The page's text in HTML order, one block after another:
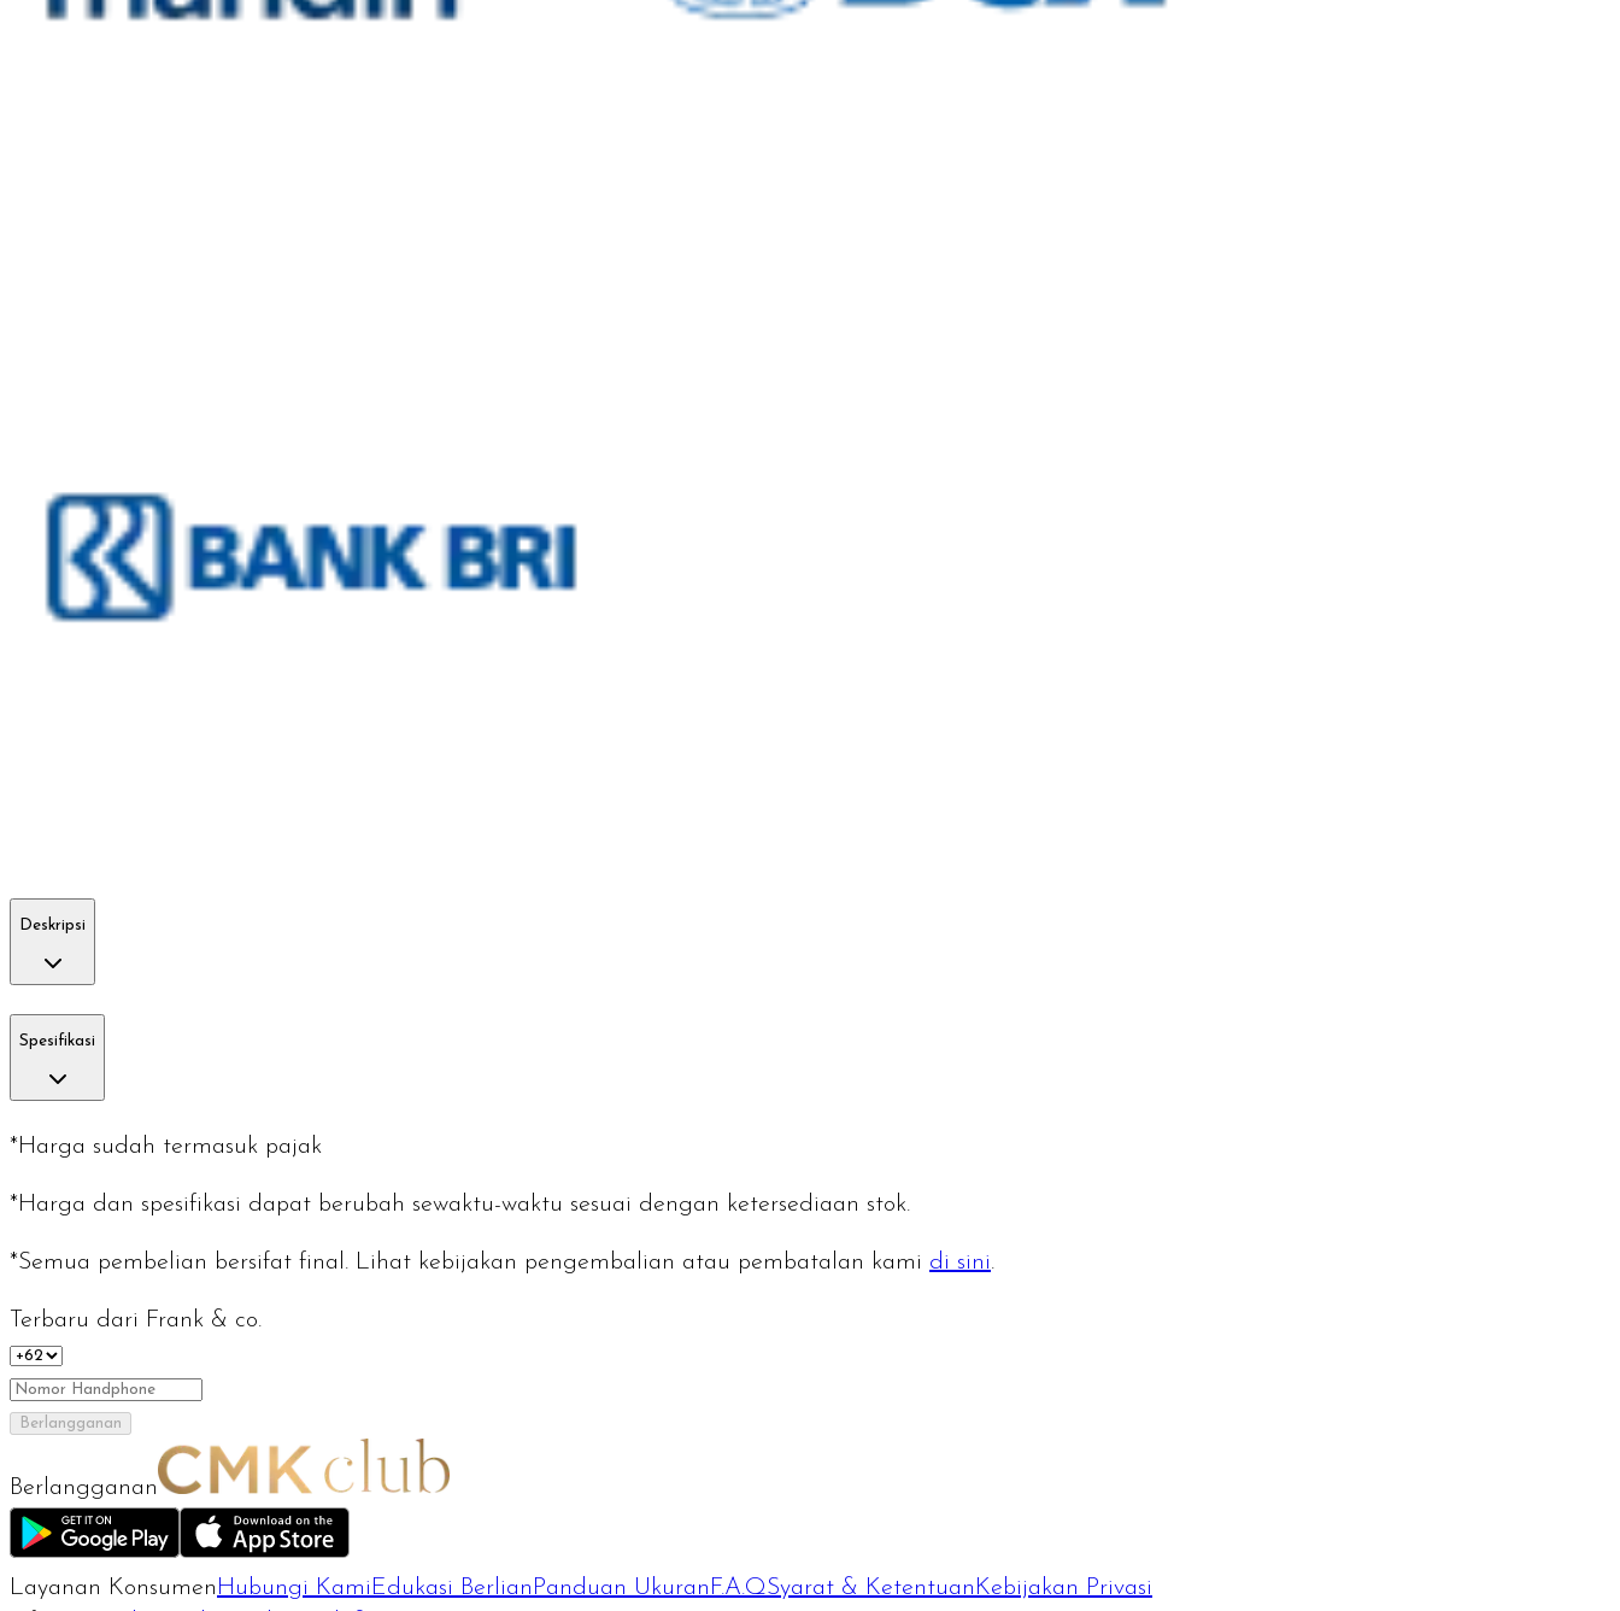
Deskripsi
Spesifikasi
*Harga sudah termasuk pajak
*Harga dan spesifikasi dapat berubah sewaktu-waktu sesuai dengan ketersediaan stok.
*Semua pembelian bersifat final. Lihat kebijakan pengembalian atau pembatalan kami di sini.
Terbaru dari Frank & co.
Berlangganan
Berlangganan
Layanan Konsumen Hubungi Kami Edukasi Berlian Panduan Ukuran F.A.QSyarat & Ketentuan Kebijakan Privasi